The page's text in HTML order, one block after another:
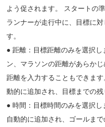
よう促されます。 スタートの
ランナーが走行中に、目標に
す。
● 距離：目標距離のみを選択
ン、マラソンの距離があらか
距離を入力することもできま
動的に追加され、目標までの残
● 時間：目標時間のみを選択
自動的に追加され、ゴールま